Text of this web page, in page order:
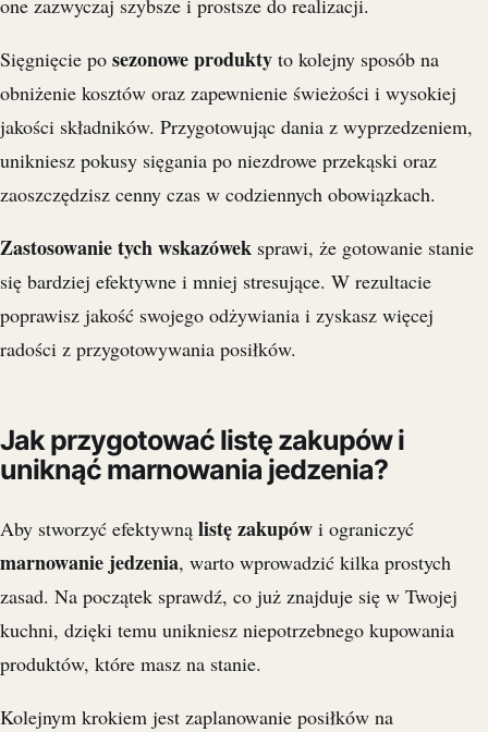
one zazwyczaj szybsze i prostsze do realizacji.
Sięgnięcie po sezonowe produkty to kolejny sposób na
obniżenie kosztów oraz zapewnienie świeżości i wysokiej
jakości składników. Przygotowując dania z wyprzedzeniem,
unikniesz pokusy sięgania po niezdrowe przekąski oraz
zaoszczędzisz cenny czas w codziennych obowiązkach.
Zastosowanie tych wskazówek sprawi, że gotowanie stanie
się bardziej efektywne i mniej stresujące. W rezultacie
poprawisz jakość swojego odżywiania i zyskasz więcej
radości z przygotowywania posiłków.
Jak przygotować listę zakupów i
uniknąć marnowania jedzenia?
Aby stworzyć efektywną listę zakupów i ograniczyć
marnowanie jedzenia, warto wprowadzić kilka prostych
zasad. Na początek sprawdź, co już znajduje się w Twojej
kuchni, dzięki temu unikniesz niepotrzebnego kupowania
produktów, które masz na stanie.
Kolejnym krokiem jest zaplanowanie posiłków na